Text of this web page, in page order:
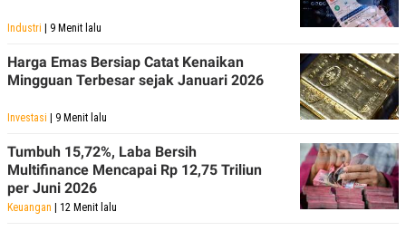
Industri | 9 Menit lalu
Harga Emas Bersiap Catat Kenaikan
Mingguan Terbesar sejak Januari 2026
Investasi | 9 Menit lalu
Tumbuh 15,72%, Laba Bersih
Multifinance Mencapai Rp 12,75 Triliun
per Juni 2026
Keuangan | 12 Menit lalu